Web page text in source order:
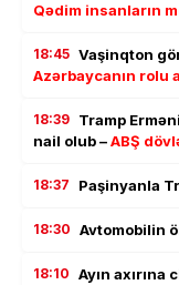
Qədim insanların
18:45 Vaşinqton
Azərbaycanın rolu
18:39 Tramp
nail olub –ABŞ
18:37 Paşinyanla
18:30 Avtomobilin
18:10 Ayın